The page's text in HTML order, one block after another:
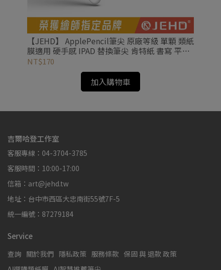
【JEHD】 ApplePencil筆尖 原廠等級 單顆 類紙
膜適用 硬手感 IPAD 替換筆尖 肯特紙 書寫 平板
筆尖 一代 二代 Pro
NT$170
加入購物車
吉爾哈登工作室
客服專線：04-3704-3785
客服時間：10:00-17:00
信箱：art@jehd.tw
地址：台中市西區大忠南街55號7F-5
統一編號：87279184
Service
查詢 關於我們 隱私政策 服務條款 保固 與 退款 政策